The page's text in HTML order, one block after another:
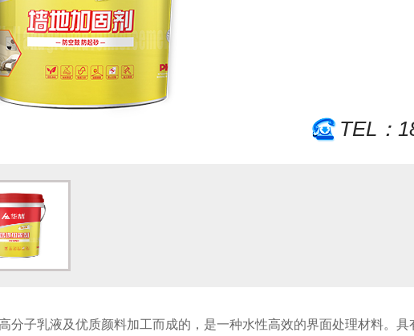
TEL：
分子乳液及优质颜料加工而成的，是一种水性高效的界面处理材料。具